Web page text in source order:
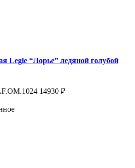
Legle “Лорье” ледяной голубой
14930 ₽